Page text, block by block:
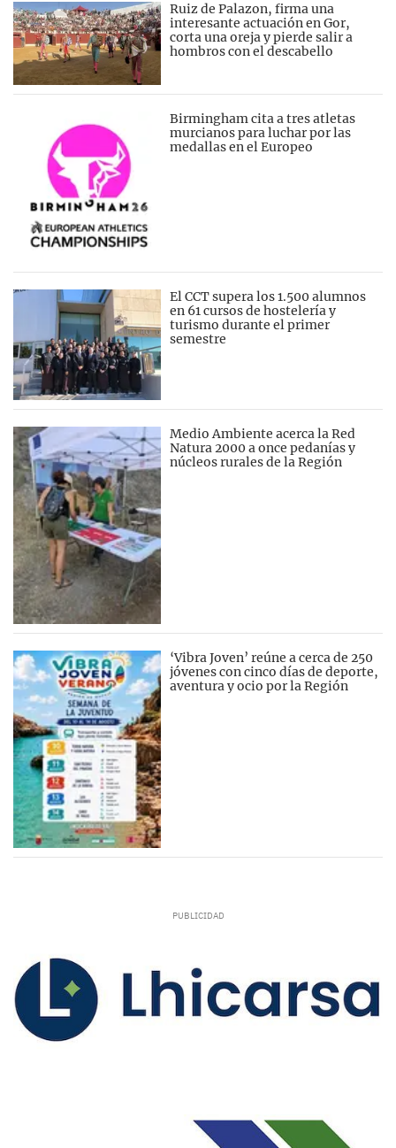
Ruiz de Palazon, firma una
interesante actuación en Gor,
corta una oreja y pierde salir a
hombros con el descabello
Birmingham cita a tres atletas
murcianos para luchar por las
medallas en el Europeo
El CCT supera los 1.500 alumnos
en 61 cursos de hostelería y
turismo durante el primer
semestre
Medio Ambiente acerca la Red
Natura 2000 a once pedanías y
núcleos rurales de la Región
‘Vibra Joven’ reúne a cerca de 250
jóvenes con cinco días de deporte,
aventura y ocio por la Región